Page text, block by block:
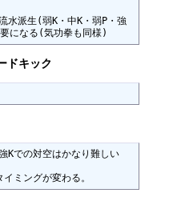
水派生(弱K・中K・弱P・強
になる(気功拳も同様)
ドキック
Kでの対空はかなり難しい
ミングが変わる。